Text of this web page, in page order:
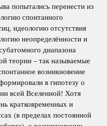
попытались перенести из
спонтанного
идеологию отсутствия
неопределённости и
диапазона
теории – так называемые
возникновение
в гипотезу о
всей Вселенной! Хотя
кратковременных и
(в пределах постоянной